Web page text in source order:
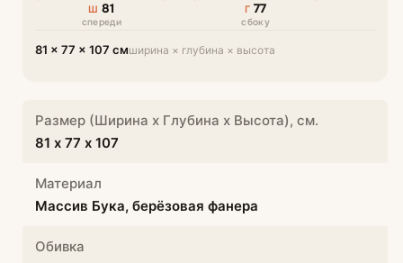
Ш 81 Г77
спереди сбоку
81 × 77 × 107 смширина × глубина × высота
Размер (Ширина х Глубина х Высота), см.
81 х 77 х 107
Материал
Массив Бука, берёзовая фанера
Обивка